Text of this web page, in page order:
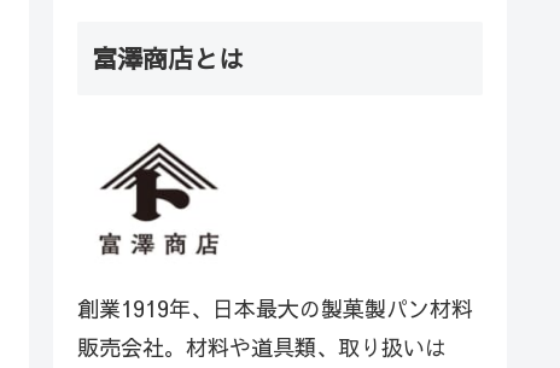
富澤商店とは
創業1919年、日本最大の製菓製パン材料
販売会社。材料や道具類、取り扱いは